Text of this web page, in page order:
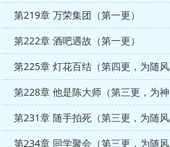
第219章 万荣集团（第一更）
第222章 酒吧遇故（第一更）